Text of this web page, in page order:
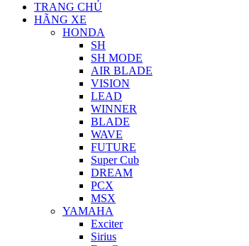
TRANG CHỦ
HÃNG XE
HONDA
SH
SH MODE
AIR BLADE
VISION
LEAD
WINNER
BLADE
WAVE
FUTURE
Super Cub
DREAM
PCX
MSX
YAMAHA
Exciter
Sirius